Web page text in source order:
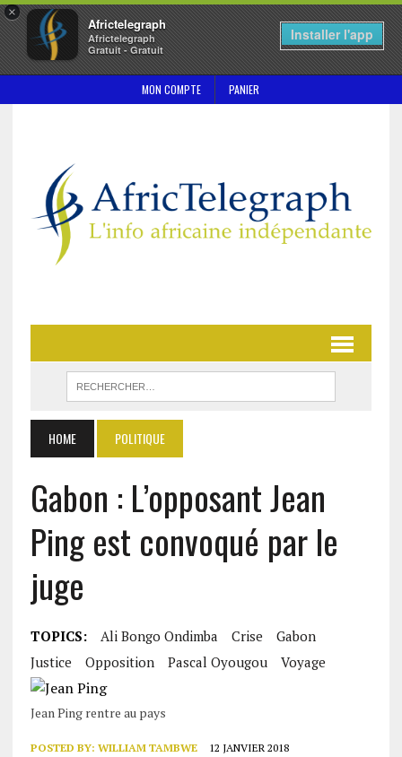
×
Africtelegraph
Africtelegraph
Gratuit - Gratuit
Installer l'app
MON COMPTE PANIER
HOME POLITIQUE
Gabon : L’opposant Jean
Ping est convoqué par le
juge
TOPICS: Ali Bongo Ondimba Crise
Gabon
Justice
Opposition Pascal Oyougou Voyage
Jean Ping rentre au pays
POSTED BY: WILLIAM TAMBWE 12 JANVIER 2018